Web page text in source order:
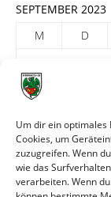
Um dir ein optimales
Cookies, um
zuzugreifen. Wenn
wie das
verarbeiten. Wenn
SEPTEMBER 2023
M
D
4
18
19
25
26
« Aug.
Okt. »